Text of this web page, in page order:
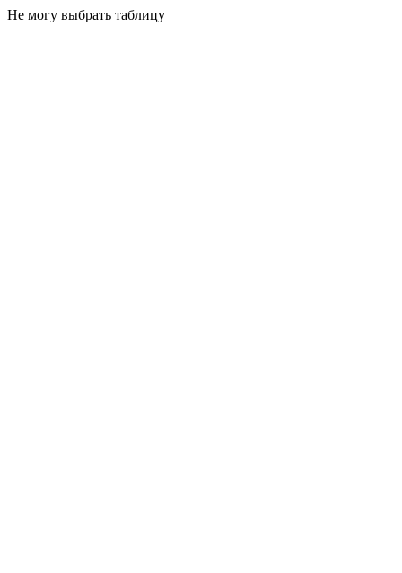
Не могу выбрать таблицу